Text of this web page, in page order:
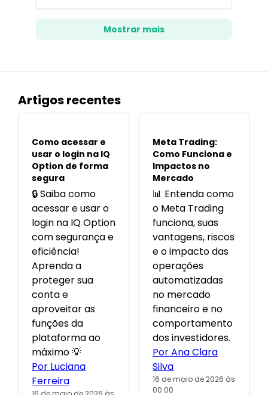
Mostrar mais
Artigos recentes
POPULARES
Como acessar e
usar o login na IQ
Option de forma
segura
🔒 Saiba como
acessar e usar o
login na IQ Option
com segurança e
eficiência!
Aprenda a
proteger sua
conta e
aproveitar as
funções da
plataforma ao
máximo 💡
Por Luciana
Ferreira
POPULARES
Meta Trading:
Como Funciona e
Impactos no
Mercado
📊 Entenda como
o Meta Trading
funciona, suas
vantagens, riscos
e o impacto das
operações
automatizadas
no mercado
financeiro e no
comportamento
dos investidores.
Por Ana Clara
Silva
16 de maio de 2026 às
00:00